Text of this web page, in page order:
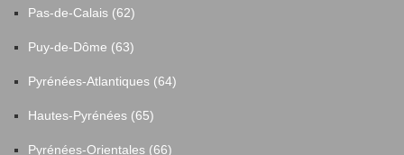
Pas-de-Calais (62)
Puy-de-Dôme (63)
Pyrénées-Atlantiques (64)
Hautes-Pyrénées (65)
Pyrénées-Orientales (66)